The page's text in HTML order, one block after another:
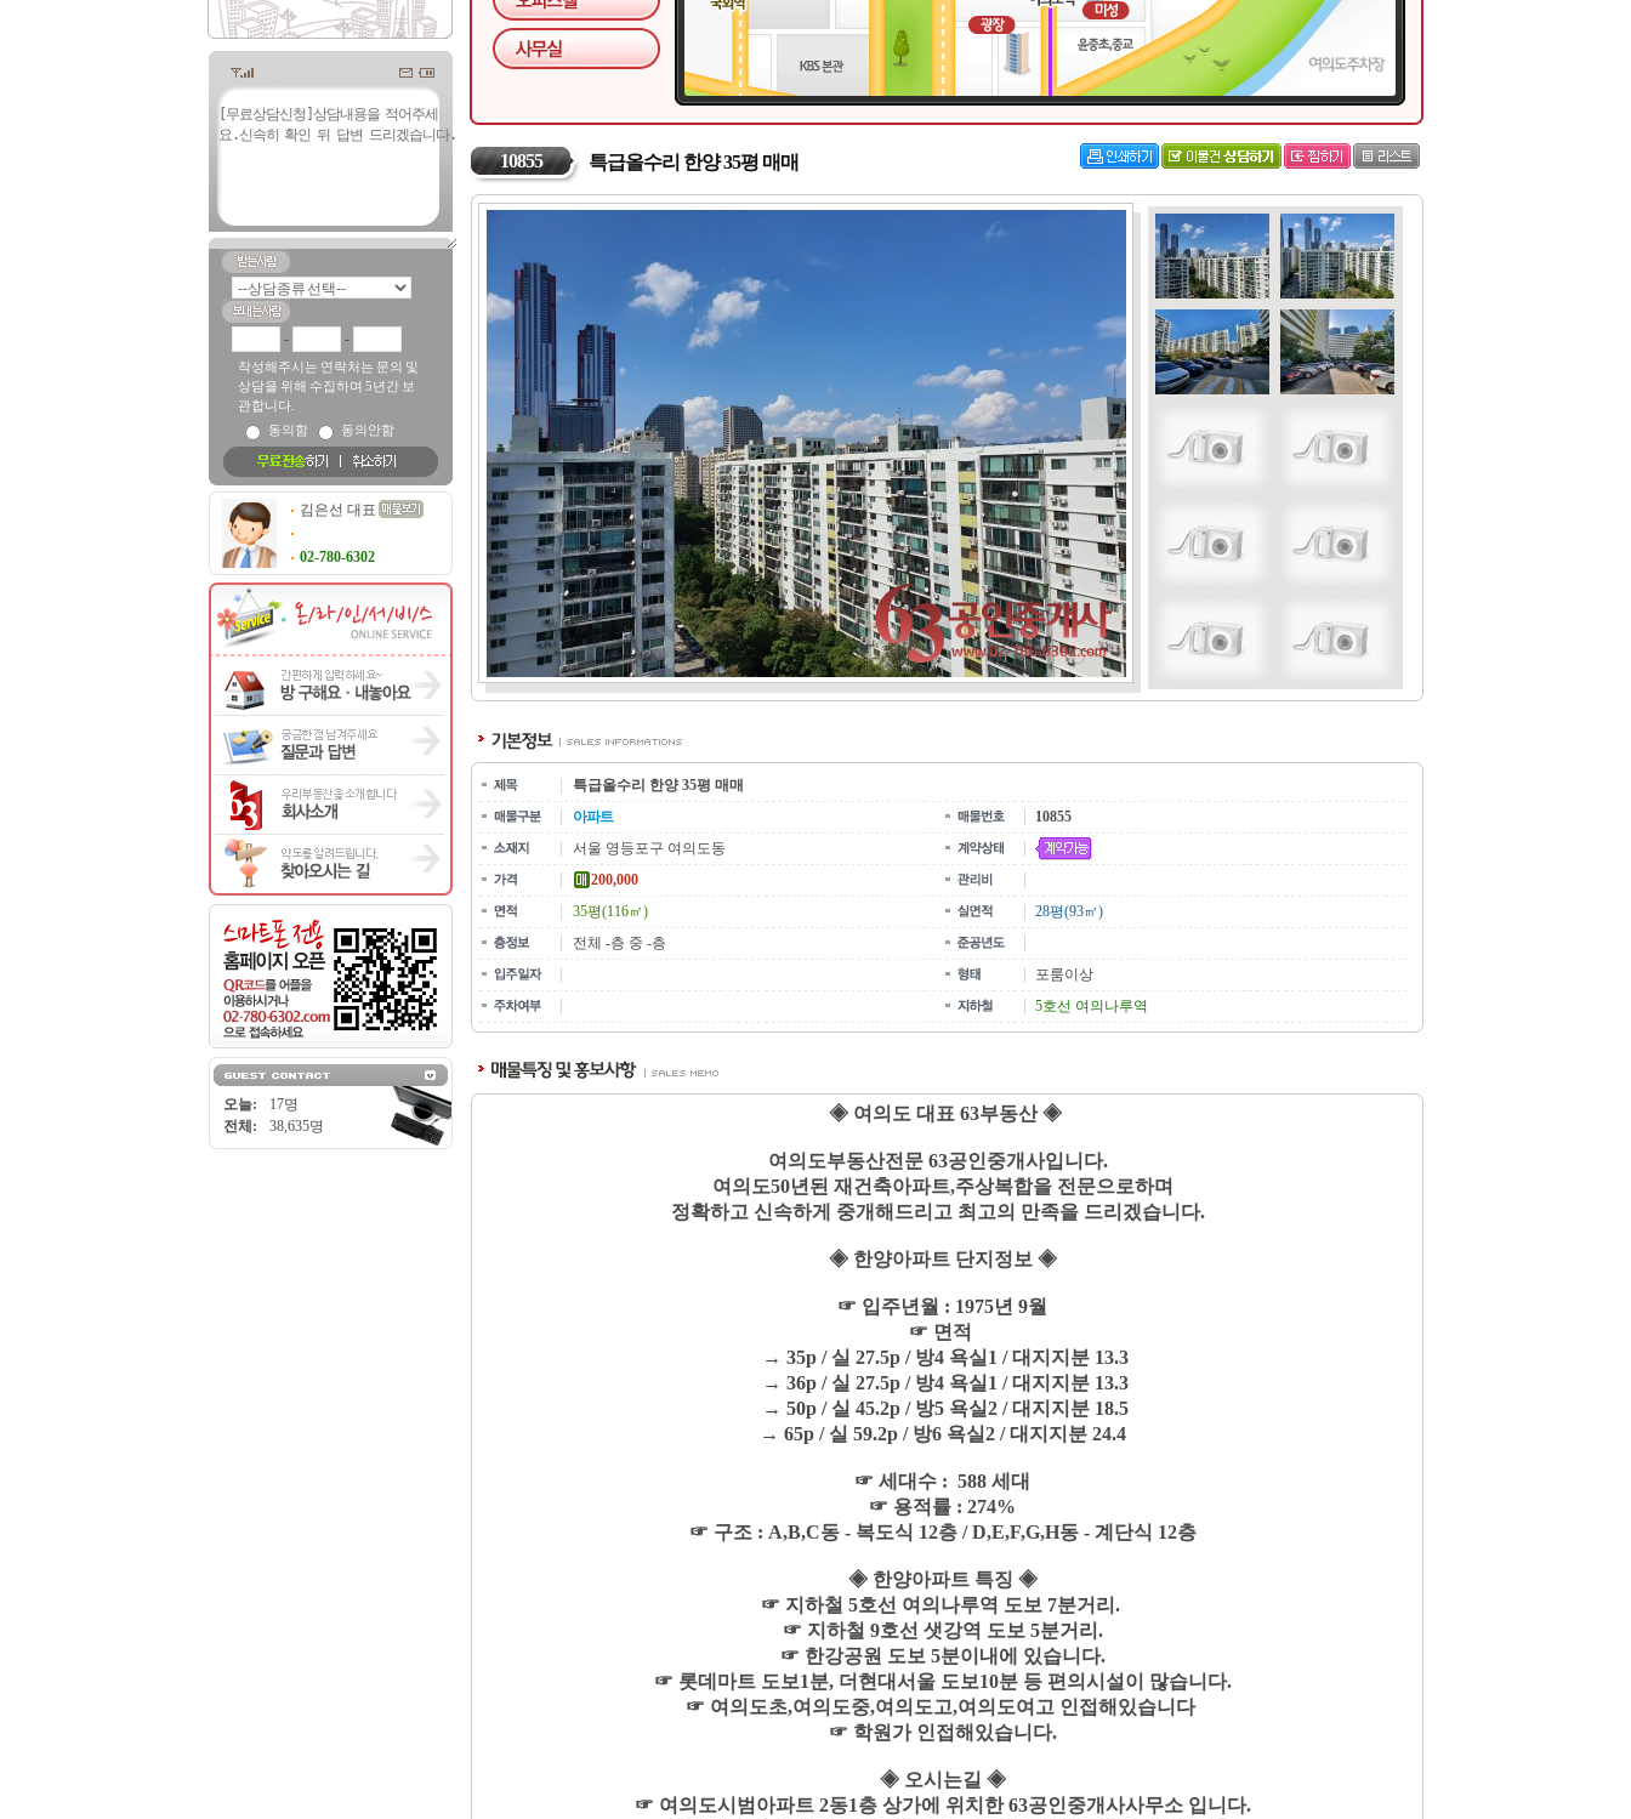
- -
작성해주시는 연락처는 문의 및
상담을 위해 수집하며 5년간 보
관합니다.
동의함
동의안함
김은선 대표
02-780-6302
오늘:
17명
전체:
38,635명
10855 특급올수리 한양 35평 매매
특급올수리 한양 35평 매매
아파트
10855
서울 영등포구 여의도동
200,000
35평(116㎡)
28평(93㎡)
전체 -층 중 -층
포룸이상
5호선 여의나루역
◈ 여의도 대표 63부동산 ◈
여의도부동산전문 63공인중개사입니다.
여의도50년된 재건축아파트,주상복합을 전문으로하며
정확하고 신속하게 중개해드리고 최고의 만족을 드리겠습니다.
◈ 한양아파트 단지정보 ◈
☞ 입주년월 : 1975년 9월
☞ 면적
→ 35p / 실 27.5p / 방4 욕실1 / 대지지분 13.3
→ 36p / 실 27.5p / 방4 욕실1 / 대지지분 13.3
→ 50p / 실 45.2p / 방5 욕실2 / 대지지분 18.5
→ 65p / 실 59.2p / 방6 욕실2 / 대지지분 24.4
☞ 세대수 : 588 세대
☞ 용적률 : 274%
☞ 구조 : A,B,C동 - 복도식 12층 / D,E,F,G,H동 - 계단식 12층
◈ 한양아파트 특징 ◈
☞ 지하철 5호선 여의나루역 도보 7분거리.
☞ 지하철 9호선 샛강역 도보 5분거리.
☞ 한강공원 도보 5분이내에 있습니다.
☞ 롯데마트 도보1분, 더현대서울 도보10분 등 편의시설이 많습니다.
☞ 여의도초,여의도중,여의도고,여의도여고 인접해있습니다
☞ 학원가 인접해있습니다.
◈ 오시는길 ◈
☞ 여의도시범아파트 2동1층 상가에 위치한 63공인중개사사무소 입니다.